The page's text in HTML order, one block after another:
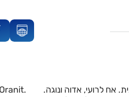
ביום ד’ באלול תשנ”ט (16.8.1999) באורנית. אח לרועי, אדוה ונוגה.